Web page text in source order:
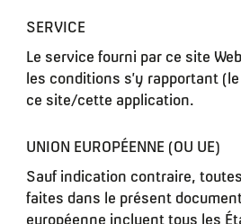
SERVICE
Le service fourni par ce site
les conditions s’y rapportant
ce site/cette application.
UNION EUROPÉENNE (OU UE)
Sauf indication contraire,
faites dans le présent document
européenne incluent tous les